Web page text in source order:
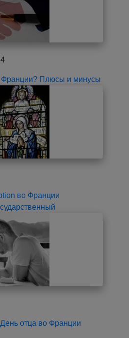
Франции? Плюсы и минусы
во Франции
отца во Франции